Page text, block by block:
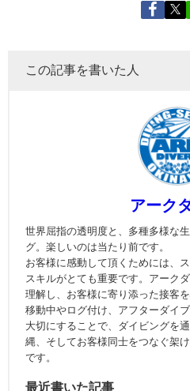
この記事を書いた人
アーク
世界屈指の透明度と、多種多様な
グ。楽しいのは当たり前です。
お客様に感動して頂くためには、
スキルがとても重要です。アーク
理解し、お客様に寄り添った接客
移動中やログ付け、アフターダイ
大切にすることで、ダイビングを
縄、そしてお客様同士をつなぐ架
です。
最近書いた記事